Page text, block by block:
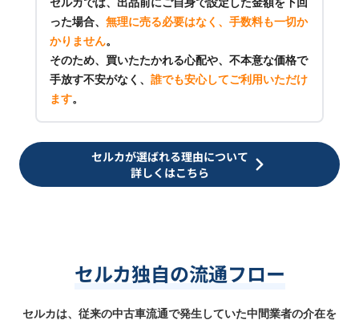
った場合、 無理に売る必要はなく、手数料も一切か
かりません。
そのため、買いたたかれる心配や、不本意な価格で
手放す不安がなく、 誰でも安心してご利用いただけ
ます。
セルカが選ばれる理由について
詳しくはこちら
セルカ独自の流通フロー
セルカは、従来の中古車流通で発生していた中間業者の介在を